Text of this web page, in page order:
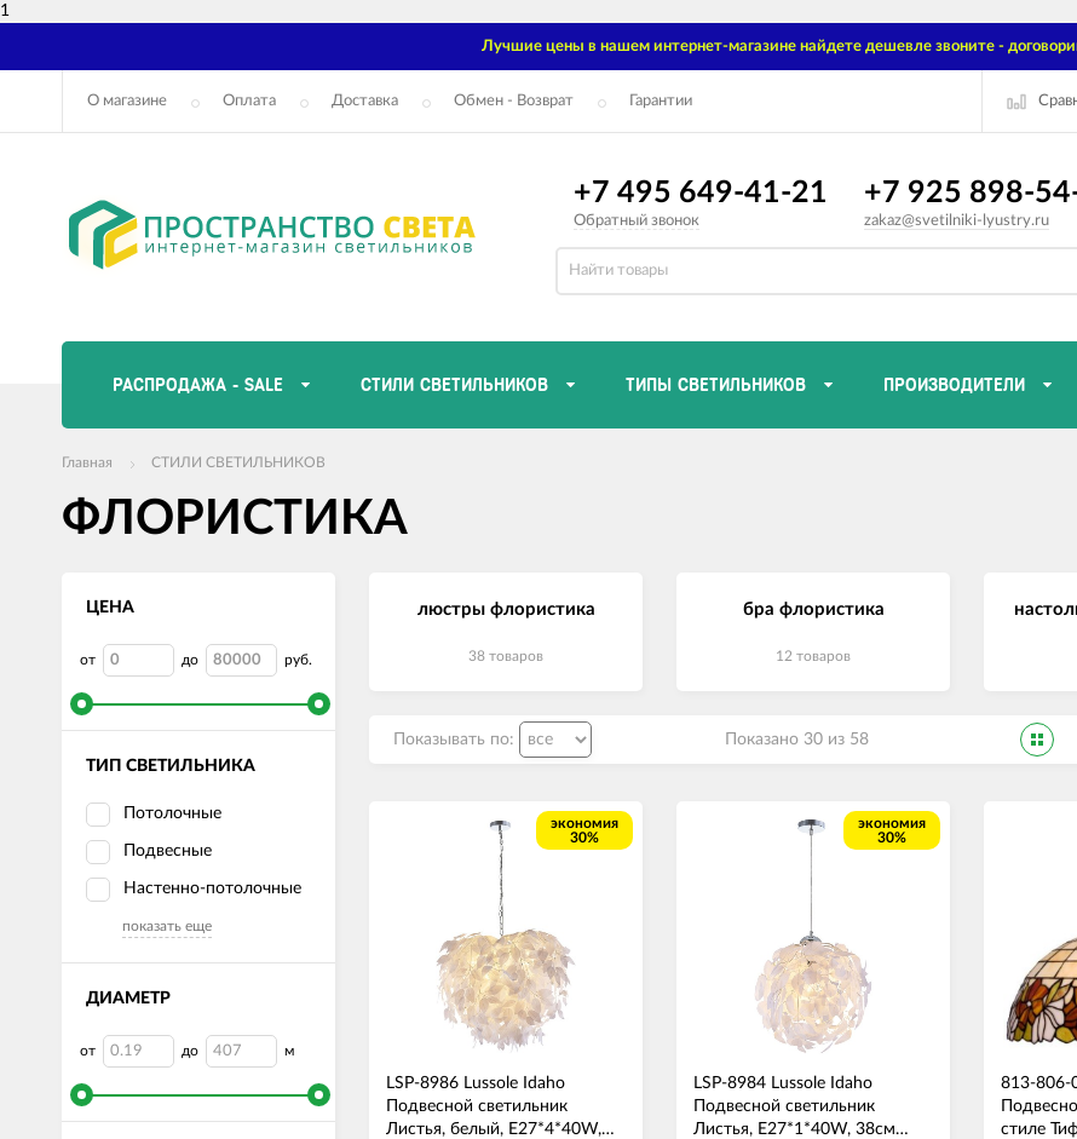
1
Лучшие цены в нашем интернет-магазине найдете дешевле звоните -
О магазине Оплата Доставка Обмен - Возврат Гарантии
+7 495 649-41-21
Обратный звонок
+7 925 898-
zakaz@svetilniki-lyustry.ru
РАСПРОДАЖА - SALE СТИЛИ СВЕТИЛЬНИКОВ ТИПЫ СВЕТИЛЬНИКОВ ПРОИЗВОДИТЕЛИ
Главная СТИЛИ СВЕТИЛЬНИКОВ
ФЛОРИСТИКА
ЦЕНА
от до руб.
ТИП СВЕТИЛЬНИКА
Потолочные
Подвесные
Настенно-потолочные
показать еще
ДИАМЕТР
от до м
люстры флористика
38 товаров
бра флористика
12 товаров
Показывать по: Показано 30 из 58
экономия
30%
LSP-8986 Lussole Idaho
Подвесной светильник
Листья, белый, E27*4*40W,
экономия
30%
LSP-8984 Lussole Idaho
Подвесной светильник
Листья, E27*1*40W, 38см
813-806-
стиле